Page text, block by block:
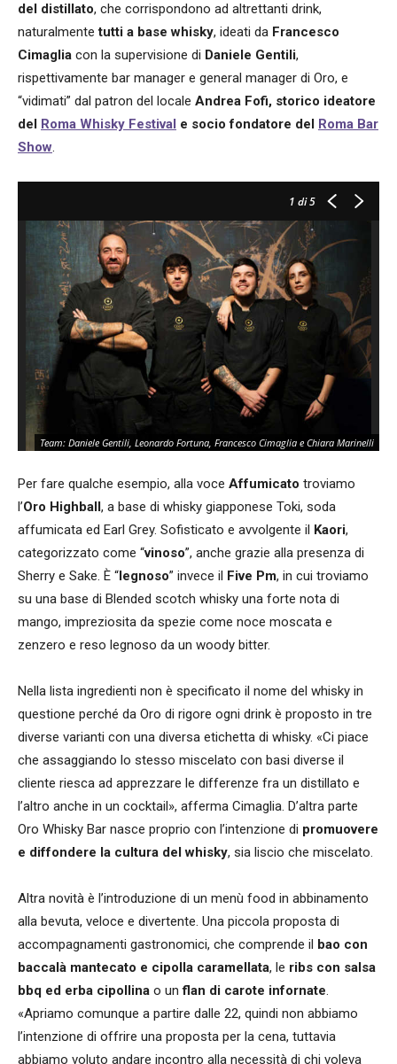
del distillato, che corrispondono ad altrettanti drink,
naturalmentetutti a base whisky, ideati da Francesco
Cimaglia con la supervisione di Daniele Gentili,
rispettivamente bar manager e general manager di Oro, e
“vidimati” dal patron del locale Andrea Fofi, storico ideatore
del Roma Whisky Festival e socio fondatore del Roma Bar
Show.
1 di 5
Team: Daniele Gentili, Leonardo Fortuna, Francesco Cimaglia e Chiara Marinelli
Per fare qualche esempio, alla voce Affumicato troviamo
l’Oro Highball, a base di whisky giapponese Toki, soda
affumicata ed Earl Grey. Sofisticato e avvolgente il Kaori,
categorizzato come “vinoso”, anche grazie alla presenza di
Sherry e Sake. È “legnoso” invece il Five Pm, in cui troviamo
su una base di Blended scotch whisky una forte nota di
mango, impreziosita da spezie come noce moscata e
zenzero e reso legnoso da un woody bitter.
Nella lista ingredienti non è specificato il nome del whisky in
questione perché da Oro di rigore ogni drink è proposto in tre
diverse varianti con una diversa etichetta di whisky. «Ci piace
che assaggiando lo stesso miscelato con basi diverse il
cliente riesca ad apprezzare le differenze fra un distillato e
l’altro anche in un cocktail», afferma Cimaglia. D’altra parte
Oro Whisky Bar nasce proprio con l’intenzione di promuovere
e diffondere la cultura del whisky, sia liscio che miscelato.
Altra novità è l’introduzione di un menù food in abbinamento
alla bevuta, veloce e divertente. Una piccola proposta di
accompagnamenti gastronomici, che comprende il bao con
baccalà mantecato e cipolla caramellata, le ribs con salsa
bbq ed erba cipollina o unflan di carote infornate.
«Apriamo comunque a partire dalle 22, quindi non abbiamo
l’intenzione di offrire una proposta per la cena, tuttavia
abbiamo voluto andare incontro alla necessità di chi voleva